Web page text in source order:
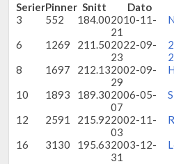
SerierPinner Snitt Dato
3
552 184.002010-11-
21
6
1269 211.502022-09-
23
8
1697 212.132002-09-
29
10
1893 189.302006-05-
07
12
2591 215.922002-11-
03
16
3130 195.632003-12-
31